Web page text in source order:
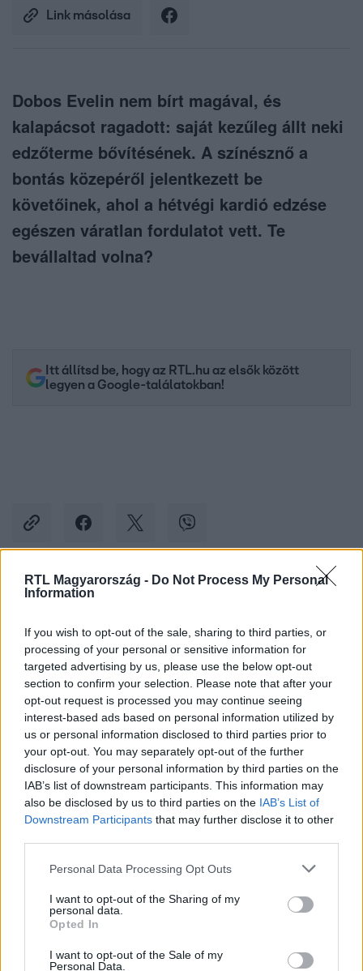
RTL Magyarország - Do Not Process My Personal
Information
If you wish to opt-out of the sale, sharing to third parties, or
processing of your personal or sensitive information for
targeted advertising by us, please use the below opt-out
section to confirm your selection. Please note that after your
opt-out request is processed you may continue seeing
interest-based ads based on personal information utilized by
us or personal information disclosed to third parties prior to
your opt-out. You may separately opt-out of the further
disclosure of your personal information by third parties on the
IAB’s list of downstream participants. This information may
also be disclosed by us to third parties on the IAB’s List of
Downstream Participants that may further disclose it to other
Please note that this website/app uses one or more Google
not limited to your visit or usage behaviour. You may click to
grant or deny consent to Google and its third-party tags to
use your data for below specified purposes in below Google
consent section.
Personal Data Processing Opt Outs
I want to opt-out of the Sharing of my
personal data.
Opted In
I want to opt-out of the Sale of my
Personal Data.
Link másolása
Dobos Evelin nem bírt magával, és
kalapácsot ragadott: saját kezűleg állt neki
edzőterme bővítésének. A színésznő a
bontás közepéről jelentkezett be
követőinek, ahol a hétvégi kardió edzése
egészen váratlan fordulatot vett. Te
bevállaltad volna?
Itt állítsd be, hogy az RTL.hu az elsők között
legyen a Google-találatokban!
Kövess minket, és értesülj a friss hírekről a
Követem
#BULVÁR #MAGYAR SZTÁROK # RTL HÍRESSÉGEK
MAGYAR CELEBEK # BOX #KARDIÓ #KALAPÁCS
#SPORT # SZÍNÉSZ #EDZŐTEREM
BEVÁLLALÓS